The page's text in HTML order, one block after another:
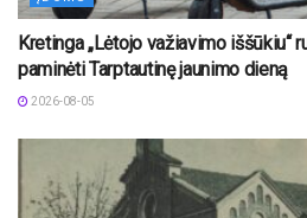
Kretinga „Lėtojo važiavimo iššūkiu“
paminėti Tarptautinę jaunimo dieną
2026-08-05